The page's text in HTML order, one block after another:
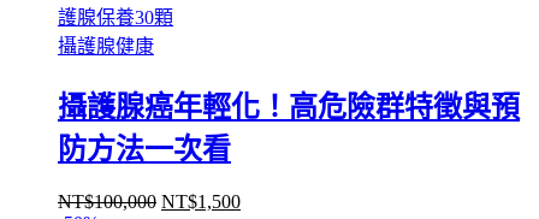
護腺保養30顆
攝護腺健康
攝護腺癌年輕化！高危險群特徵與預
防方法一次看
NT$100,000 原
NT$1,500目